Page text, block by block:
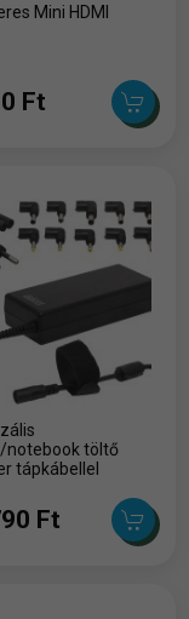
Mini HDMI
Ft
notebook töltő
tápkábellel
Ft